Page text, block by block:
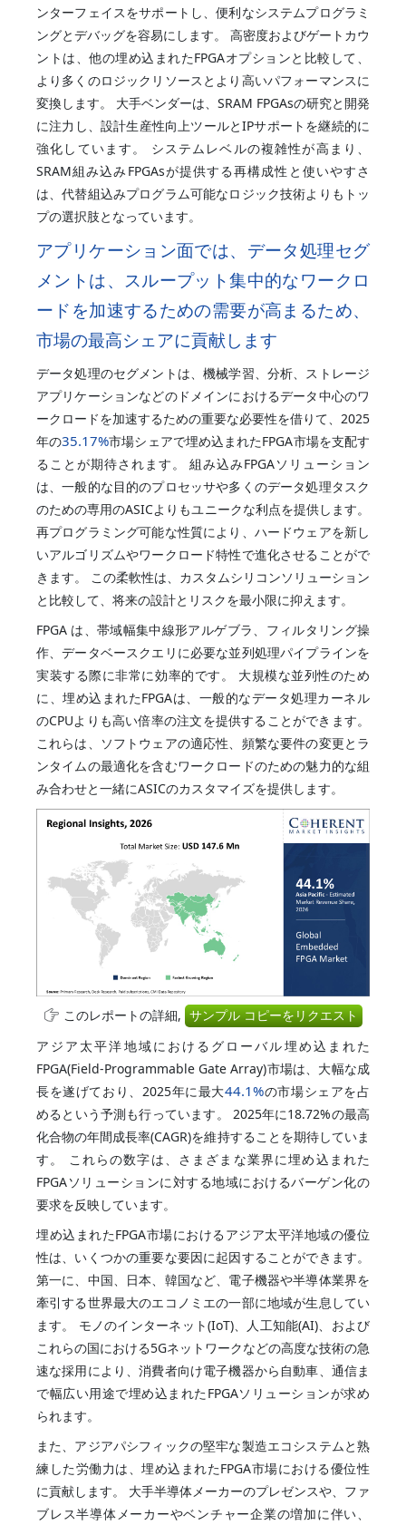
ンターフェイスをサポートし、便利なシステムプログラミ
ングとデバッグを容易にします。 高密度およびゲートカウ
ントは、他の埋め込まれたFPGAオプションと比較して、
より多くのロジックリソースとより高いパフォーマンスに
変換します。 大手ベンダーは、SRAM FPGAsの研究と開発
に注力し、設計生産性向上ツールとIPサポートを継続的に
強化しています。 システムレベルの複雑性が高まり、
SRAM組み込みFPGAsが提供する再構成性と使いやすさ
は、代替組込みプログラム可能なロジック技術よりもトッ
プの選択肢となっています。
アプリケーション面では、データ処理セグ
メントは、スループット集中的なワークロ
ードを加速するための需要が高まるため、
市場の最高シェアに貢献します
データ処理のセグメントは、機械学習、分析、ストレージ
アプリケーションなどのドメインにおけるデータ中心のワ
ークロードを加速するための重要な必要性を借りて、2025
年の35.17%市場シェアで埋め込まれたFPGA市場を支配す
ることが期待されます。 組み込みFPGAソリューション
は、一般的な目的のプロセッサや多くのデータ処理タスク
のための専用のASICよりもユニークな利点を提供します。
再プログラミング可能な性質により、ハードウェアを新し
いアルゴリズムやワークロード特性で進化させることがで
きます。 この柔軟性は、カスタムシリコンソリューション
と比較して、将来の設計とリスクを最小限に抑えます。
FPGA は、帯域幅集中線形アルゲブラ、フィルタリング操
作、データベースクエリに必要な並列処理パイプラインを
実装する際に非常に効率的です。 大規模な並列性のため
に、埋め込まれたFPGAは、一般的なデータ処理カーネル
のCPUよりも高い倍率の注文を提供することができます。
これらは、ソフトウェアの適応性、頻繁な要件の変更とラ
ンタイムの最適化を含むワークロードのための魅力的な組
み合わせと一緒にASICのカスタマイズを提供します。
このレポートの詳細, サンプル コピーをリクエスト
アジア太平洋地域におけるグローバル埋め込まれた
FPGA(Field-Programmable Gate Array)市場は、大幅な成
長を遂げており、2025年に最大44.1%の市場シェアを占
めるという予測も行っています。 2025年に18.72%の最高
化合物の年間成長率(CAGR)を維持することを期待していま
す。 これらの数字は、さまざまな業界に埋め込まれた
FPGAソリューションに対する地域におけるバーゲン化の
要求を反映しています。
埋め込まれたFPGA市場におけるアジア太平洋地域の優位
性は、いくつかの重要な要因に起因することができます。
第一に、中国、日本、韓国など、電子機器や半導体業界を
牽引する世界最大のエコノミエの一部に地域が生息してい
ます。 モノのインターネット(IoT)、人工知能(AI)、および
これらの国における5Gネットワークなどの高度な技術の急
速な採用により、消費者向け電子機器から自動車、通信ま
で幅広い用途で埋め込まれたFPGAソリューションが求め
られます。
また、アジアパシフィックの堅牢な製造エコシステムと熟
練した労働力は、埋め込まれたFPGA市場における優位性
に貢献します。 大手半導体メーカーのプレゼンスや、ファ
ブレス半導体メーカーやベンチャー企業の増加に伴い、